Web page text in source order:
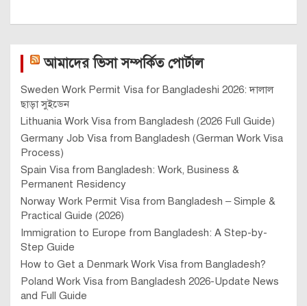
আমাদের ভিসা সম্পর্কিত পোর্টাল
Sweden Work Permit Visa for Bangladeshi 2026: দালাল
ছাড়া সুইডেন
Lithuania Work Visa from Bangladesh (2026 Full Guide)
Germany Job Visa from Bangladesh (German Work Visa
Process)
Spain Visa from Bangladesh: Work, Business &
Permanent Residency
Norway Work Permit Visa from Bangladesh – Simple &
Practical Guide (2026)
Immigration to Europe from Bangladesh: A Step-by-
Step Guide
How to Get a Denmark Work Visa from Bangladesh?
Poland Work Visa from Bangladesh 2026-Update News
and Full Guide